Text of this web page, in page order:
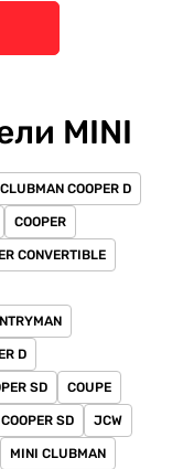
MINI
CLUBMAN COOPER D
COOPER
CONVERTIBLE
D
SD COUPE
SD JCW
MINI CLUBMAN